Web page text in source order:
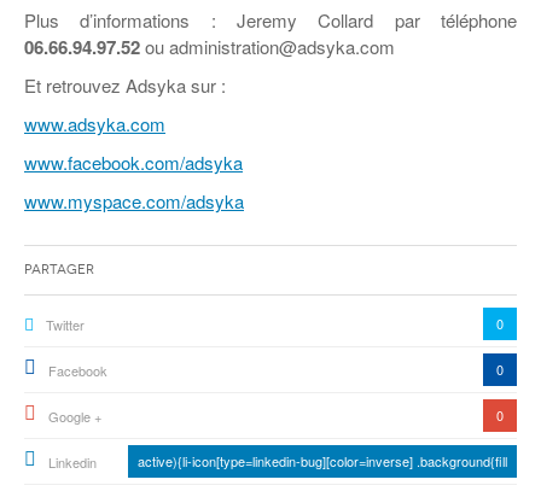
Malle pédagogique « Parcours d’exils
d’hier et d’aujourd’hui »
Story play’r
La ligue 95 et Recyclivre
Lutte contre l’illettrisme
Education aux médias
Les veilleurs de l’info
Education verte
Formation Eco-délégué.es
… Formations BAFD
Pour s’inscrire
Actualités loisirs
Plus d’informations : Jeremy Collard par téléphone
06.66.94.97.52ou administration@adsyka.com
Et retrouvez Adsyka sur :
www.adsyka.com
www.facebook.com/adsyka
www.myspace.com/adsyka
Partager
Twitter 0
Facebook 0
Google + 0
Linkedin active){li-icon[type=linkedin-bug][color=inverse] .background{fill